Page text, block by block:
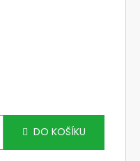
DO KOŠÍKU